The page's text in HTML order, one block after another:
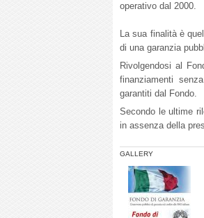
operativo dal 2000.
La sua finalità è
di una garanzia
Rivolgendosi al
finanziamenti
garantiti dal Fondo.
Secondo le ultime
in assenza della
GALLERY